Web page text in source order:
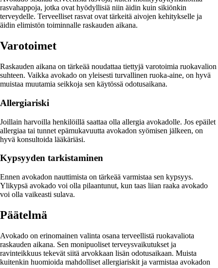
rasvahappoja, jotka ovat hyödyllisiä niin äidin kuin sikiönkin
terveydelle. Terveelliset rasvat ovat tärkeitä aivojen kehitykselle ja
äidin elimistön toiminnalle raskauden aikana.
Varotoimet
Raskauden aikana on tärkeää noudattaa tiettyjä varotoimia ruokavalion
suhteen. Vaikka avokado on yleisesti turvallinen ruoka-aine, on hyvä
muistaa muutamia seikkoja sen käytössä odotusaikana.
Allergiariski
Joillain harvoilla henkilöillä saattaa olla allergia avokadolle. Jos epäilet
allergiaa tai tunnet epämukavuutta avokadon syömisen jälkeen, on
hyvä konsultoida lääkäriäsi.
Kypsyyden tarkistaminen
Ennen avokadon nauttimista on tärkeää varmistaa sen kypsyys.
Ylikypsä avokado voi olla pilaantunut, kun taas liian raaka avokado
voi olla vaikeasti sulava.
Päätelmä
Avokado on erinomainen valinta osana terveellistä ruokavaliota
raskauden aikana. Sen monipuoliset terveysvaikutukset ja
ravinteikkuus tekevät siitä arvokkaan lisän odotusaikaan. Muista
kuitenkin huomioida mahdolliset allergiariskit ja varmistaa avokadon